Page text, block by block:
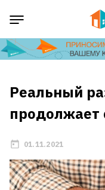
Реальный
продолжает
01.11.2021